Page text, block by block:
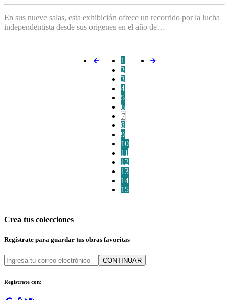
En sus nueve salas, esta exhibición ofrece un recorrido por la lucha
independentista desde sus orígenes en el año de…
1
2
3
4
5
6
7
8
9
10
11
12
13
14
15
Crea tus colecciones
Regístrate para guardar tus obras favoritas
CONTINUAR
Regístrate con: